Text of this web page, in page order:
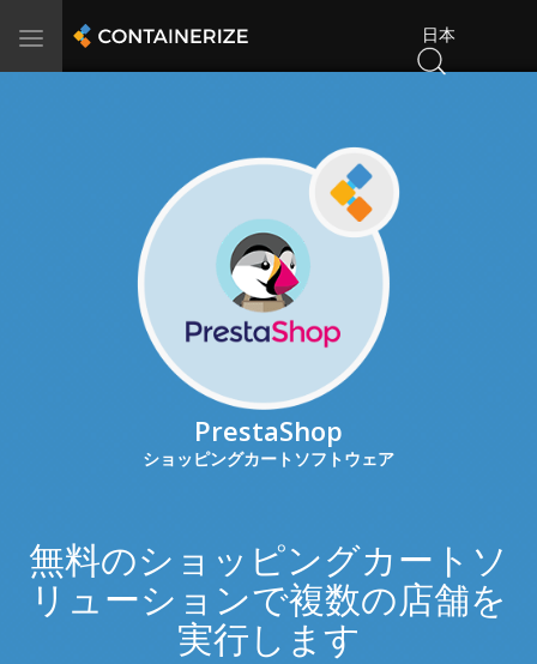
Toggle
日本
PrestaShop
ショッピングカートソフトウェア
無料のショッピングカートソ
リューションで複数の店舗を
実行します